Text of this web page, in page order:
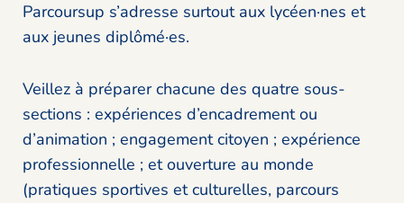
Parcoursup s’adresse surtout aux lycéen·nes et
aux jeunes diplômé·es.
Veillez à préparer chacune des quatre sous-
sections : expériences d’encadrement ou
d’animation ; engagement citoyen ; expérience
professionnelle ; et ouverture au monde
(pratiques sportives et culturelles, parcours